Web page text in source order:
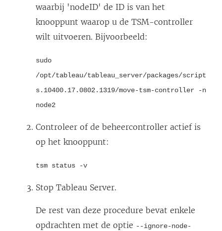
waarbij 'nodeID' de ID is van het
knooppunt waarop u de TSM-controller
wilt uitvoeren. Bijvoorbeeld:
sudo
/opt/tableau/tableau_server/packages/script
s.10400.17.0802.1319/move-tsm-controller -n
node2
Controleer of de beheercontroller actief is
op het knooppunt:
tsm status -v
Stop Tableau Server.
De rest van deze procedure bevat enkele
opdrachten met de optie --ignore-node-